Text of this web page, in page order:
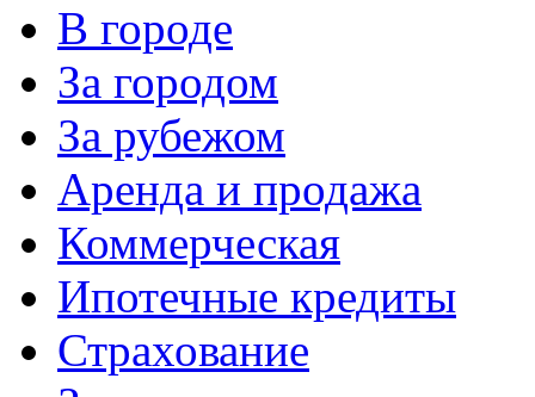
В городе
За городом
За рубежом
Аренда и продажа
Коммерческая
Ипотечные кредиты
Страхование